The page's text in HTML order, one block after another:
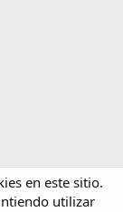
en este sitio.
utilizar